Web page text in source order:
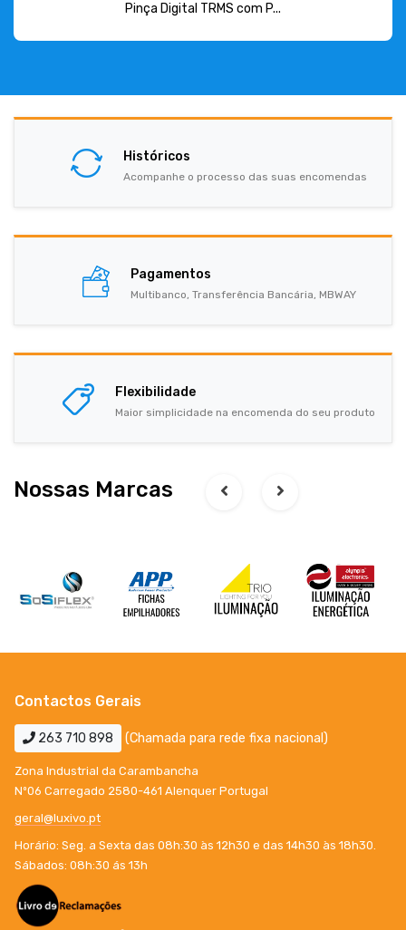
Pinça Digital TRMS com P...
Históricos
Acompanhe o processo das suas encomendas
Pagamentos
Multibanco, Transferência Bancária, MBWAY
Flexibilidade
Maior simplicidade na encomenda do seu produto
Nossas Marcas
Contactos Gerais
263 710 898 (Chamada para rede fixa nacional)
Zona Industrial da Carambancha
Nº06 Carregado 2580-461 Alenquer Portugal
geral@luxivo.pt
Horário: Seg. a Sexta das 08h:30 às 12h30 e das 14h30 às 18h30.
Sábados: 08h:30 ás 13h